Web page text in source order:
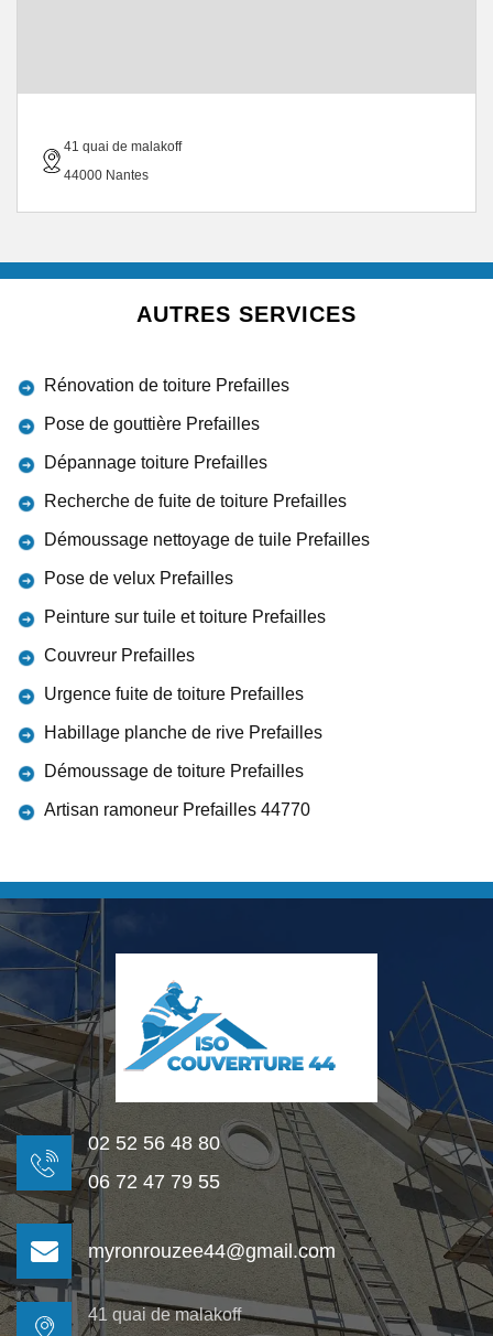
41 quai de malakoff
44000 Nantes
AUTRES SERVICES
Rénovation de toiture Prefailles
Pose de gouttière Prefailles
Dépannage toiture Prefailles
Recherche de fuite de toiture Prefailles
Démoussage nettoyage de tuile Prefailles
Pose de velux Prefailles
Peinture sur tuile et toiture Prefailles
Couvreur Prefailles
Urgence fuite de toiture Prefailles
Habillage planche de rive Prefailles
Démoussage de toiture Prefailles
Artisan ramoneur Prefailles 44770
02 52 56 48 80
06 72 47 79 55
myronrouzee44@gmail.com
41 quai de malakoff